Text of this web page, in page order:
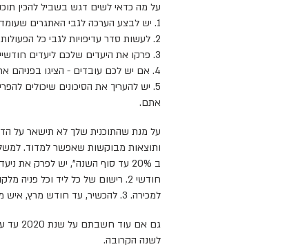
על מה כדאי לשים דגש בשביל להכין
1. יש לבצע הערכה לגבי האתגרים שעומדים בפניהם בשנה הקרובה
2. לעשות סדר עדיפויות לגבי כל הפעולות שתכננת לנקוט
3. פרקו את היעדים שלכם ליעדים חודשיים/רבעוניים כדי שתוכלו לעקוב אחריהם
4. אם יש לכם עובדים - הציגו בפניהם את היעדים שלהם ואת הלו"ז לביצוע משימות
5. יש להעריך את הסיכונים שיכולים
אתם.
על מנת שהתוכנית שלך לא תישאר על
ותוצאות מבוקשות שאפשר למדוד.
חודשי 2. רישום של כל ליד וכל
למכירה. 3. להכשיר, עד חודש מרץ, איש מכירות חדש.
גם אם
לשנה הקרובה.